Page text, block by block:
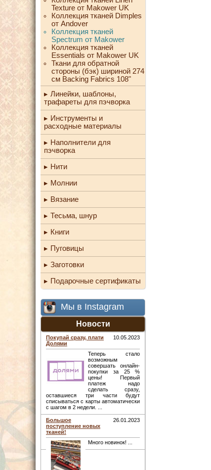
Texture от Makower UK
Коллекция тканей Dimples
от Andover
Коллекция тканей
Spectrum от Makower
Коллекция тканей
Essentials от Makower UK
Ткани для обратной
стороны (бэк) шириной 274
см Backing Fabrics 108"
Линейки, шаблоны,
трафареты для пэчворка
Инструменты и
расходные материалы
Наполнители для
пэчворка
Нити
Молнии
Вязание
Тесьма, шнур
Книги
Пуговицы
Заготовки
Подарочные сертификаты
Мы в Instagram
Новости
Покупай сразу, плати
Долями
10.05.2023
Теперь стало
возможным
совершать онлайн-
покупки за 25 %
цены! Первый
платеж надо
сделать сразу,
оставшиеся три части будут
списываться с карты автоматически
с шагом в 2 недели. ...
Большое
поступление новых
тканей!
26.01.2023
Много новинок! ...